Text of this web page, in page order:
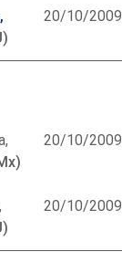
20/10/2009
20/10/2009
20/10/2009